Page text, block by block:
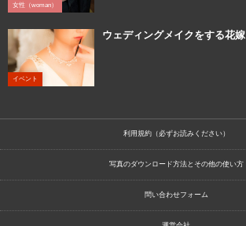
女性（woman）
イベント
ウェディングメイクをする花嫁
利用規約（必ずお読みください）
写真のダウンロード方法とその他の使い方
問い合わせフォーム